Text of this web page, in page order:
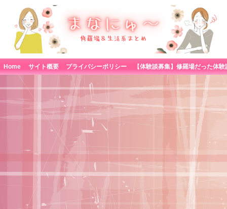
Home サイト概要 プライバシーポリシー